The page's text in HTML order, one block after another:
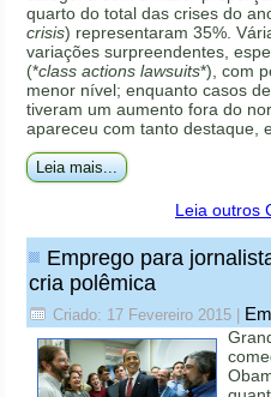
quarto do total das crises do
crisis) representaram 35%.
variações surpreendentes,
(*class actions lawsuits*), com
menor nível; enquanto casos
tiveram um aumento fora do
apareceu com tanto destaque,
Leia mais...
Leia outros
Emprego para
cria polêmica
Criado: 17 Fevereiro 2015